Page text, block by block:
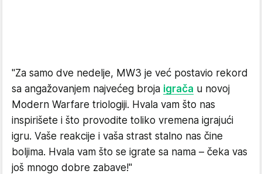
"Za samo dve nedelje, MW3 je već postavio rekord
sa angažovanjem najvećeg broja igrača u novoj
Modern Warfare triologiji. Hvala vam što nas
inspirišete i što provodite toliko vremena igrajući
igru. Vaše reakcije i vaša strast stalno nas čine
boljima. Hvala vam što se igrate sa nama – čeka vas
još mnogo dobre zabave!"